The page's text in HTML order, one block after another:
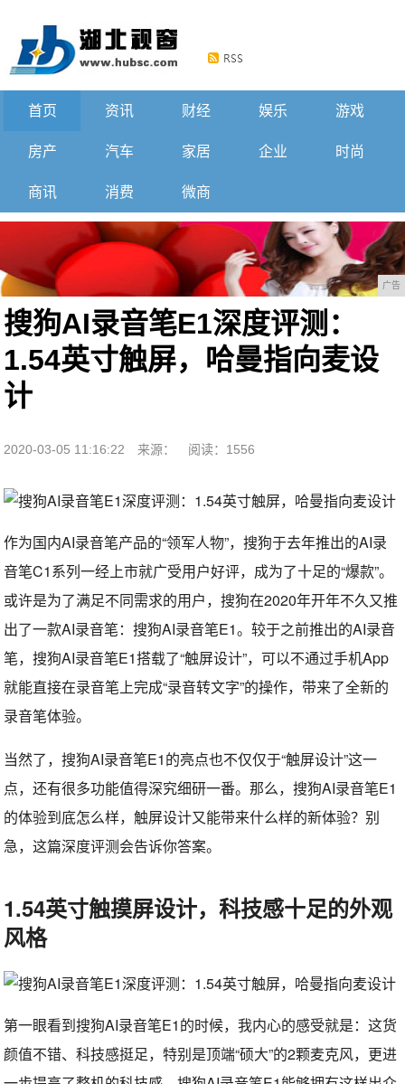
首页 资讯 财经 娱乐 游戏
房产 汽车 家居 企业 时尚
商讯 消费 微商
广告
搜狗AI录音笔E1深度评测：
1.54英寸触屏，哈曼指向麦设
计
2020-03-05 11:16:22 来源： 阅读：1556
作为国内AI录音笔产品的“领军人物”，搜狗于去年推出的AI录
音笔C1系列一经上市就广受用户好评，成为了十足的“爆款”。
或许是为了满足不同需求的用户，搜狗在2020年开年不久又推
出了一款AI录音笔：搜狗AI录音笔E1。较于之前推出的AI录音
笔，搜狗AI录音笔E1搭载了“触屏设计”，可以不通过手机App
就能直接在录音笔上完成“录音转文字”的操作，带来了全新的
录音笔体验。
当然了，搜狗AI录音笔E1的亮点也不仅仅于“触屏设计”这一
点，还有很多功能值得深究细研一番。那么，搜狗AI录音笔E1
的体验到底怎么样，触屏设计又能带来什么样的新体验？别
急，这篇深度评测会告诉你答案。
1.54英寸触摸屏设计，科技感十足的外观
风格
第一眼看到搜狗AI录音笔E1的时候，我内心的感受就是：这货
颜值不错、科技感挺足，特别是顶端“硕大”的2颗麦克风，更进